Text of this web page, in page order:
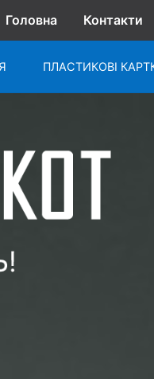
Головна Контакти
ПЛАСТИКОВІ